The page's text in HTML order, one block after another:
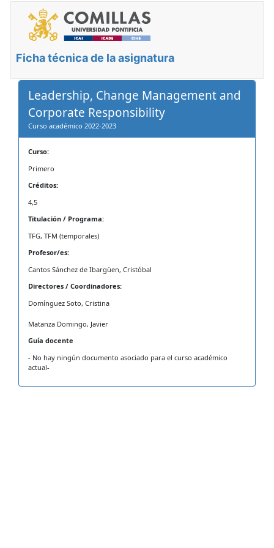
Ficha técnica de la asignatura
Leadership, Change Management and
Corporate Responsibility
Curso académico 2022-2023
Curso:
Primero
Créditos:
4,5
Titulación / Programa:
TFG, TFM (temporales)
Profesor/es:
Cantos Sánchez de Ibargüen, Cristóbal
Directores / Coordinadores:
Domínguez Soto, Cristina
Matanza Domingo, Javier
Guía docente
- No hay ningún documento asociado para el curso académico
actual-